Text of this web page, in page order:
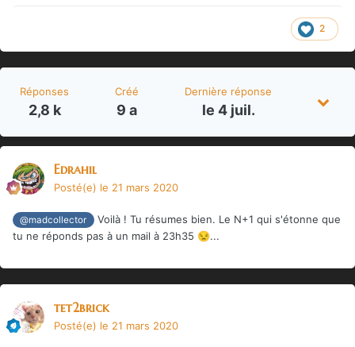
2
Réponses
2,8 k
Créé
9 a
Dernière réponse
le 4 juil.
Edrahil
Posté(e) le 21 mars 2020
@madcollector
Voilà ! Tu résumes bien. Le N+1 qui s'étonne que
tu ne réponds pas à un mail à 23h35 😒...
tet2brick
Posté(e) le 21 mars 2020